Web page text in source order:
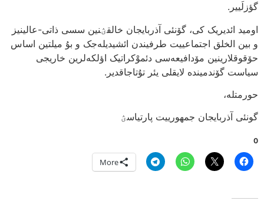
گؤزلَییر.
اومید ائدیریک کی، گۆنئی آذربایجان خالقؽنین سسی ذاتی-عالینیز
و بین الخلق اجتماعییت طرفیندن ائشیدیله‌جک و بۇ میلتین اساس
حۆقوقلارینین مۆدافیعه‌سی دئموْکراتیک اؤلکه‌لرین خاریجی
سیاست گۆندمینده لایقلی یئر تۇتاجاقدیر.
حورمتله،
گونئی آذربایجان جمهورییت پارتیاسؽ
0
More